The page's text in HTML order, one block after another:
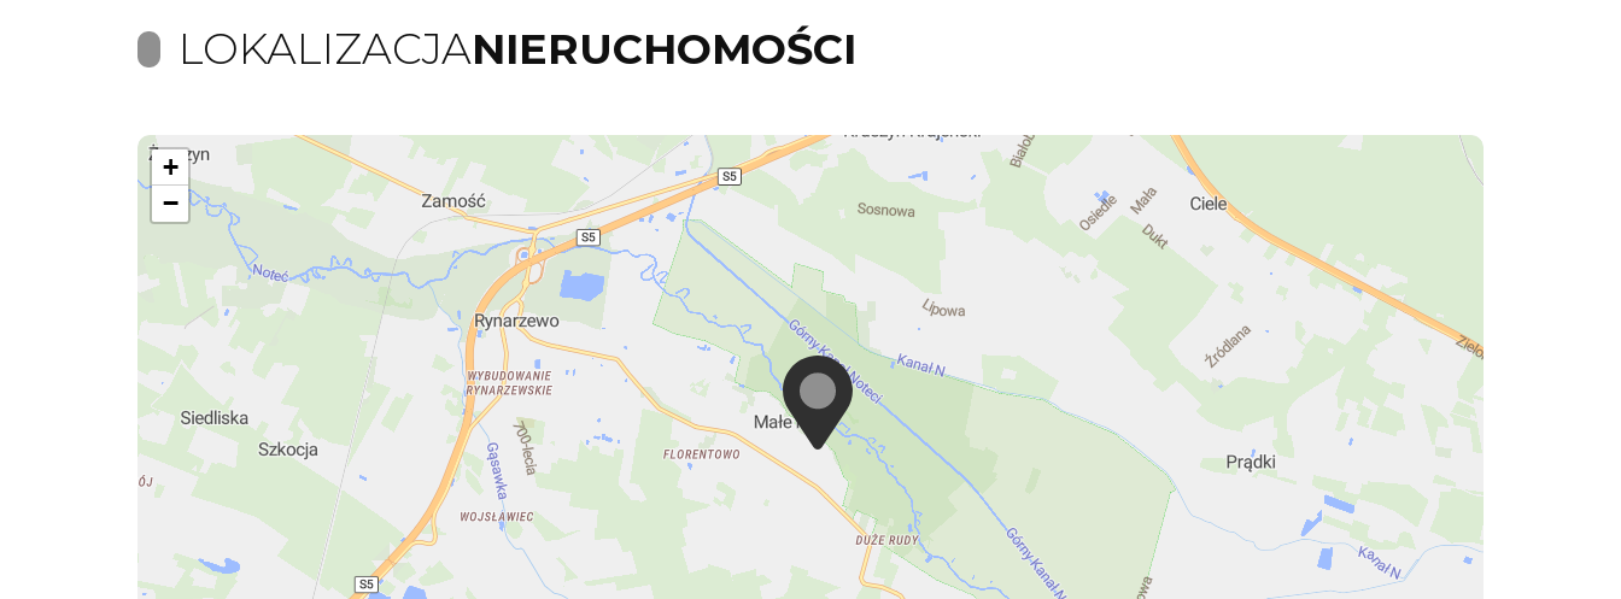
LOKALIZACJANIERUCHOMOŚCI
+
−